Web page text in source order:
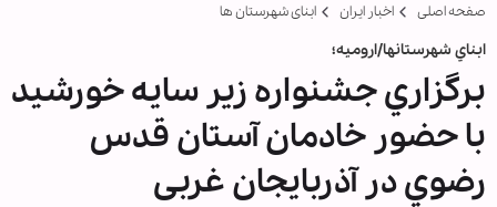
صفحه اصلی اخبار ایران ابنای شهرستان ها
ابناي شهرستانها/اروميه؛
برگزاري جشنواره زیر سایه خورشید
با حضور خادمان آستان قدس
رضوي در آذربایجان غربی